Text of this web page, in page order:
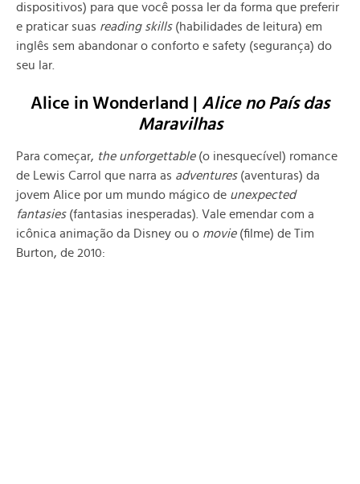
dispositivos) para que você possa ler da forma que preferir
e praticar suas reading skills(habilidades de leitura) em
inglês sem abandonar o conforto e safety (segurança) do
seu lar.
Alice in Wonderland | Alice no País das
Maravilhas
Para começar, the unforgettable(o inesquecível) romance
de Lewis Carrol que narra as adventures(aventuras) da
jovem Alice por um mundo mágico de unexpected
fantasies(fantasias inesperadas). Vale emendar com a
icônica animação da Disney ou o movie(filme) de Tim
Burton, de 2010: